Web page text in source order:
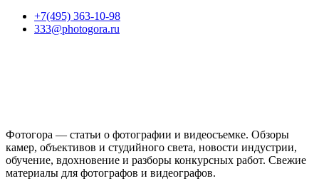
+7(495) 363-10-98
333@photogora.ru
Фотогора — статьи о фотографии и видеосъемке. Обзоры
камер, объективов и студийного света, новости индустрии,
обучение, вдохновение и разборы конкурсных работ. Свежие
материалы для фотографов и видеографов.